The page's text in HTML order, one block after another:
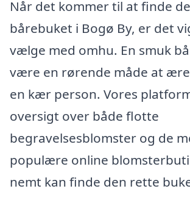
Når det kommer til at finde
bårebuket i Bogø By, er det
vælge med omhu. En smuk
være en rørende måde at
en kær person. Vores
oversigt over både flotte
begravelsesblomster og de
populære online
nemt kan finde den rette